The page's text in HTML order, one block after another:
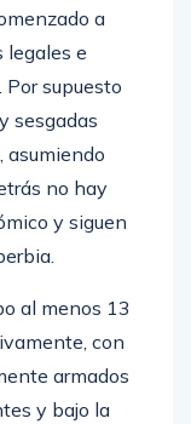
a
legales e
Por supuesto
sesgadas
asumiendo
no hay
y siguen
al menos 13
con
armados
y bajo la